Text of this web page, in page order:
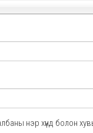
нэр хүнд болон